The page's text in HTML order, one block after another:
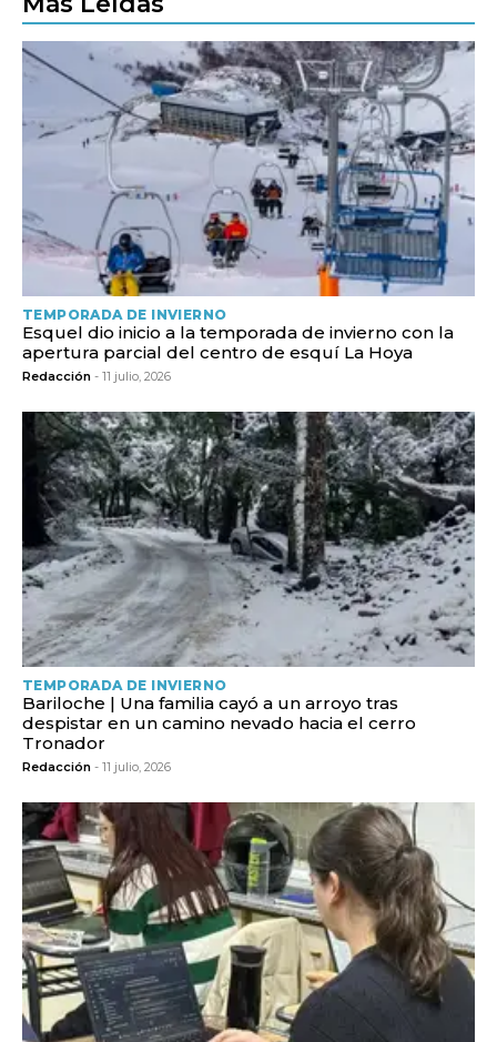
TEMPORADA DE INVIERNO
Esquel dio inicio a la temporada de invierno con la
apertura parcial del centro de esquí La Hoya
Redacción - 11 julio, 2026
TEMPORADA DE INVIERNO
Bariloche | Una familia cayó a un arroyo tras
despistar en un camino nevado hacia el cerro
Tronador
Redacción - 11 julio, 2026